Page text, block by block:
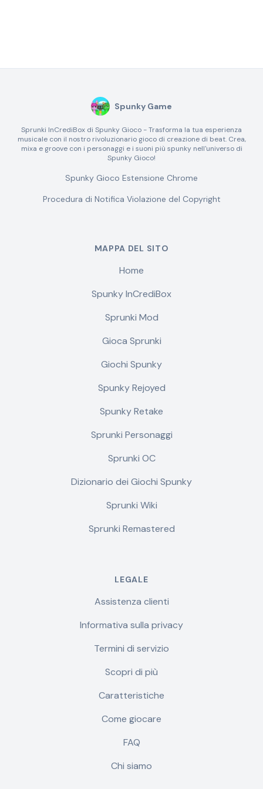
Spunky Game
Sprunki InCrediBox di Spunky Gioco - Trasforma la tua esperienza
musicale con il nostro rivoluzionario gioco di creazione di beat. Crea,
mixa e groove con i personaggi e i suoni più spunky nell'universo di
Spunky Gioco!
Spunky Gioco Estensione Chrome
Procedura di Notifica Violazione del Copyright
MAPPA DEL SITO
Home
Spunky InCrediBox
Sprunki Mod
Gioca Sprunki
Giochi Spunky
Spunky Rejoyed
Spunky Retake
Sprunki Personaggi
Sprunki OC
Dizionario dei Giochi Spunky
Sprunki Wiki
Sprunki Remastered
LEGALE
Assistenza clienti
Informativa sulla privacy
Termini di servizio
Scopri di più
Caratteristiche
Come giocare
FAQ
Chi siamo